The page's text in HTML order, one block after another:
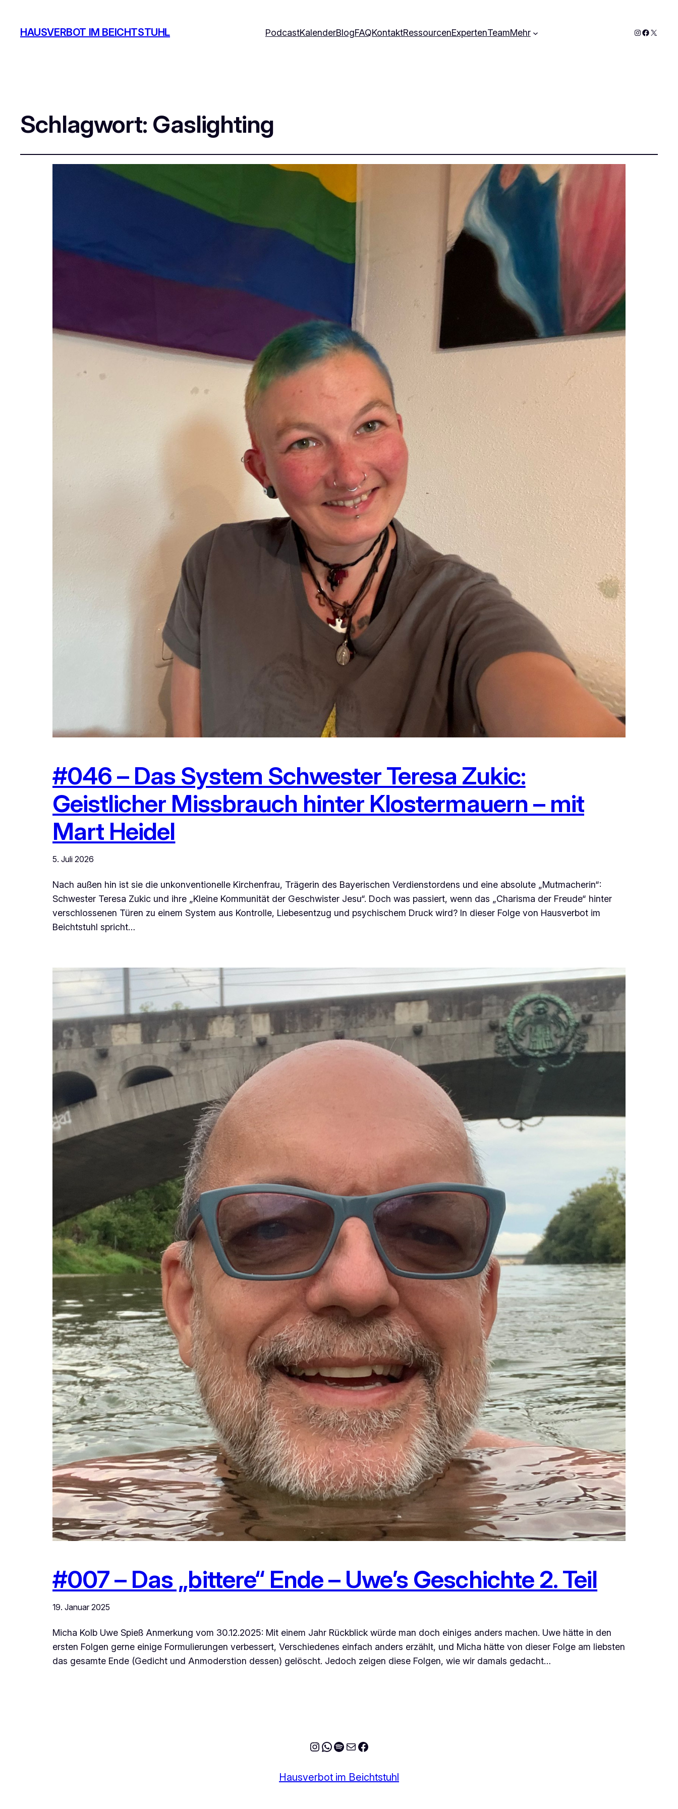
HAUSVERBOT IM BEICHTSTUHL PodcastKalenderBlogFAQKontaktRessourcenExpertenTeamMehr Instagram
X
Schlagwort: Gaslighting
#046 – Das System Schwester Teresa Zukic:
Geistlicher Missbrauch hinter Klostermauern – mit
Mart Heidel
5. Juli 2026
Nach außen hin ist sie die unkonventionelle Kirchenfrau, Trägerin des Bayerischen Verdienstordens und eine absolute „Mutmacherin“:
Schwester Teresa Zukic und ihre „Kleine Kommunität der Geschwister Jesu“. Doch was passiert, wenn das „Charisma der Freude“ hinter
verschlossenen Türen zu einem System aus Kontrolle, Liebesentzug und psychischem Druck wird? In dieser Folge von Hausverbot im
Beichtstuhl spricht…
#007 – Das „bittere“ Ende – Uwe’s Geschichte 2. Teil
19. Januar 2025
Micha Kolb Uwe Spieß Anmerkung vom 30.12.2025: Mit einem Jahr Rückblick würde man doch einiges anders machen. Uwe hätte in den
ersten Folgen gerne einige Formulierungen verbessert, Verschiedenes einfach anders erzählt, und Micha hätte von dieser Folge am liebsten
das gesamte Ende (Gedicht und Anmoderstion dessen) gelöscht. Jedoch zeigen diese Folgen, wie wir damals gedacht…
Instagram
WhatsApp
Spotify
E-MailFacebook
Hausverbot im Beichtstuhl